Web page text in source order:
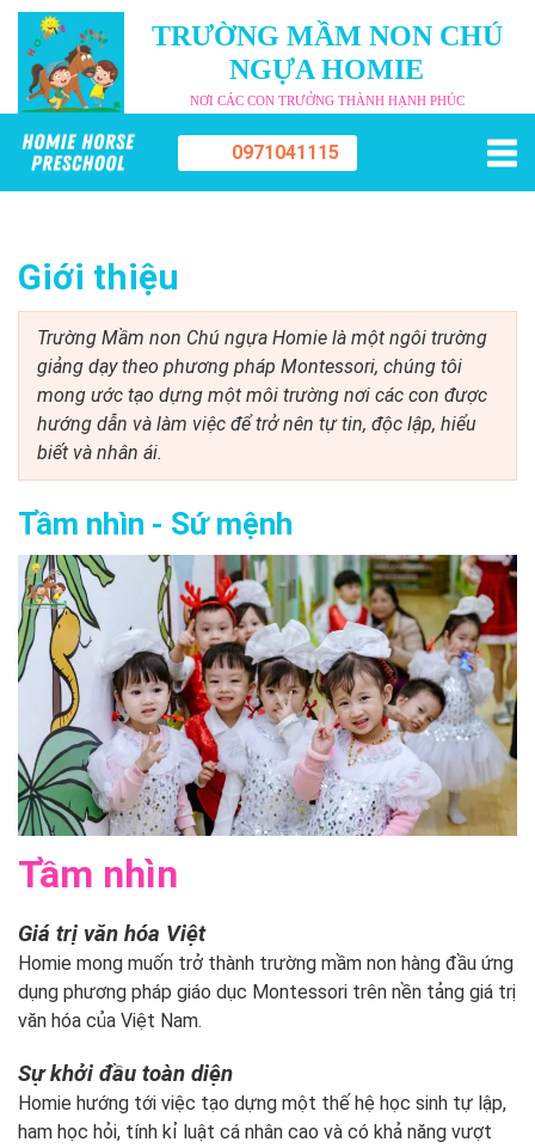
TRƯỜNG MẦM NON CHÚ
NGỰA HOMIE
NƠI CÁC CON TRƯỞNG THÀNH HẠNH PHÚC
0971041115
Giới thiệu
Trường Mầm non Chú ngựa Homie là một ngôi trường
giảng dạy theo phương pháp Montessori, chúng tôi
mong ước tạo dựng một môi trường nơi các con được
hướng dẫn và làm việc để trở nên tự tin, độc lập, hiểu
biết và nhân ái.
Tầm nhìn - Sứ mệnh
Tầm nhìn
Giá trị văn hóa Việt
Homie mong muốn trở thành trường mầm non hàng đầu ứng
dụng phương pháp giáo dục Montessori trên nền tảng giá trị
văn hóa của Việt Nam.
Sự khởi đầu toàn diện
Homie hướng tới việc tạo dựng một thế hệ học sinh tự lập,
ham học hỏi, tính kỉ luật cá nhân cao và có khả năng vượt